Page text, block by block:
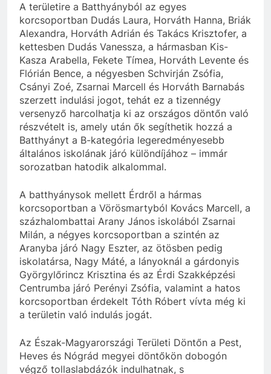
A területire a Batthyányból az egyes
korcsoportban Dudás Laura, Horváth Hanna, Briák
Alexandra, Horváth Adrián és Takács Krisztofer, a
kettesben Dudás Vanessza, a hármasban Kis-
Kasza Arabella, Fekete Tímea, Horváth Levente és
Flórián Bence, a négyesben Schvirján Zsófia,
Csányi Zoé, Zsarnai Marcell és Horváth Barnabás
szerzett indulási jogot, tehát ez a tizennégy
versenyző harcolhatja ki az országos döntőn való
részvételt is, amely után ők segíthetik hozzá a
Batthyányt a B-kategória legeredményesebb
általános iskolának járó különdíjához – immár
sorozatban hatodik alkalommal.
A batthyánysok mellett Érdről a hármas
korcsoportban a Vörösmartyból Kovács Marcell, a
százhalombattai Arany János iskolából Zsarnai
Milán, a négyes korcsoportban a szintén az
Aranyba járó Nagy Eszter, az ötösben pedig
iskolatársa, Nagy Máté, a lányoknál a gárdonyis
Györgylőrincz Krisztina és az Érdi Szakképzési
Centrumba járó Perényi Zsófia, valamint a hatos
korcsoportban érdekelt Tóth Róbert vívta még ki
a területin való indulás jogát.
Az Észak-Magyarországi Területi Döntőn a Pest,
Heves és Nógrád megyei döntőkön dobogón
végző tollaslabdázók indulhatnak, s